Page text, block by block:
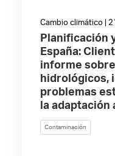
Cambio climático |
Planificación
España:
informe
hidrológicos,
problemas
la adaptación
Contaminación